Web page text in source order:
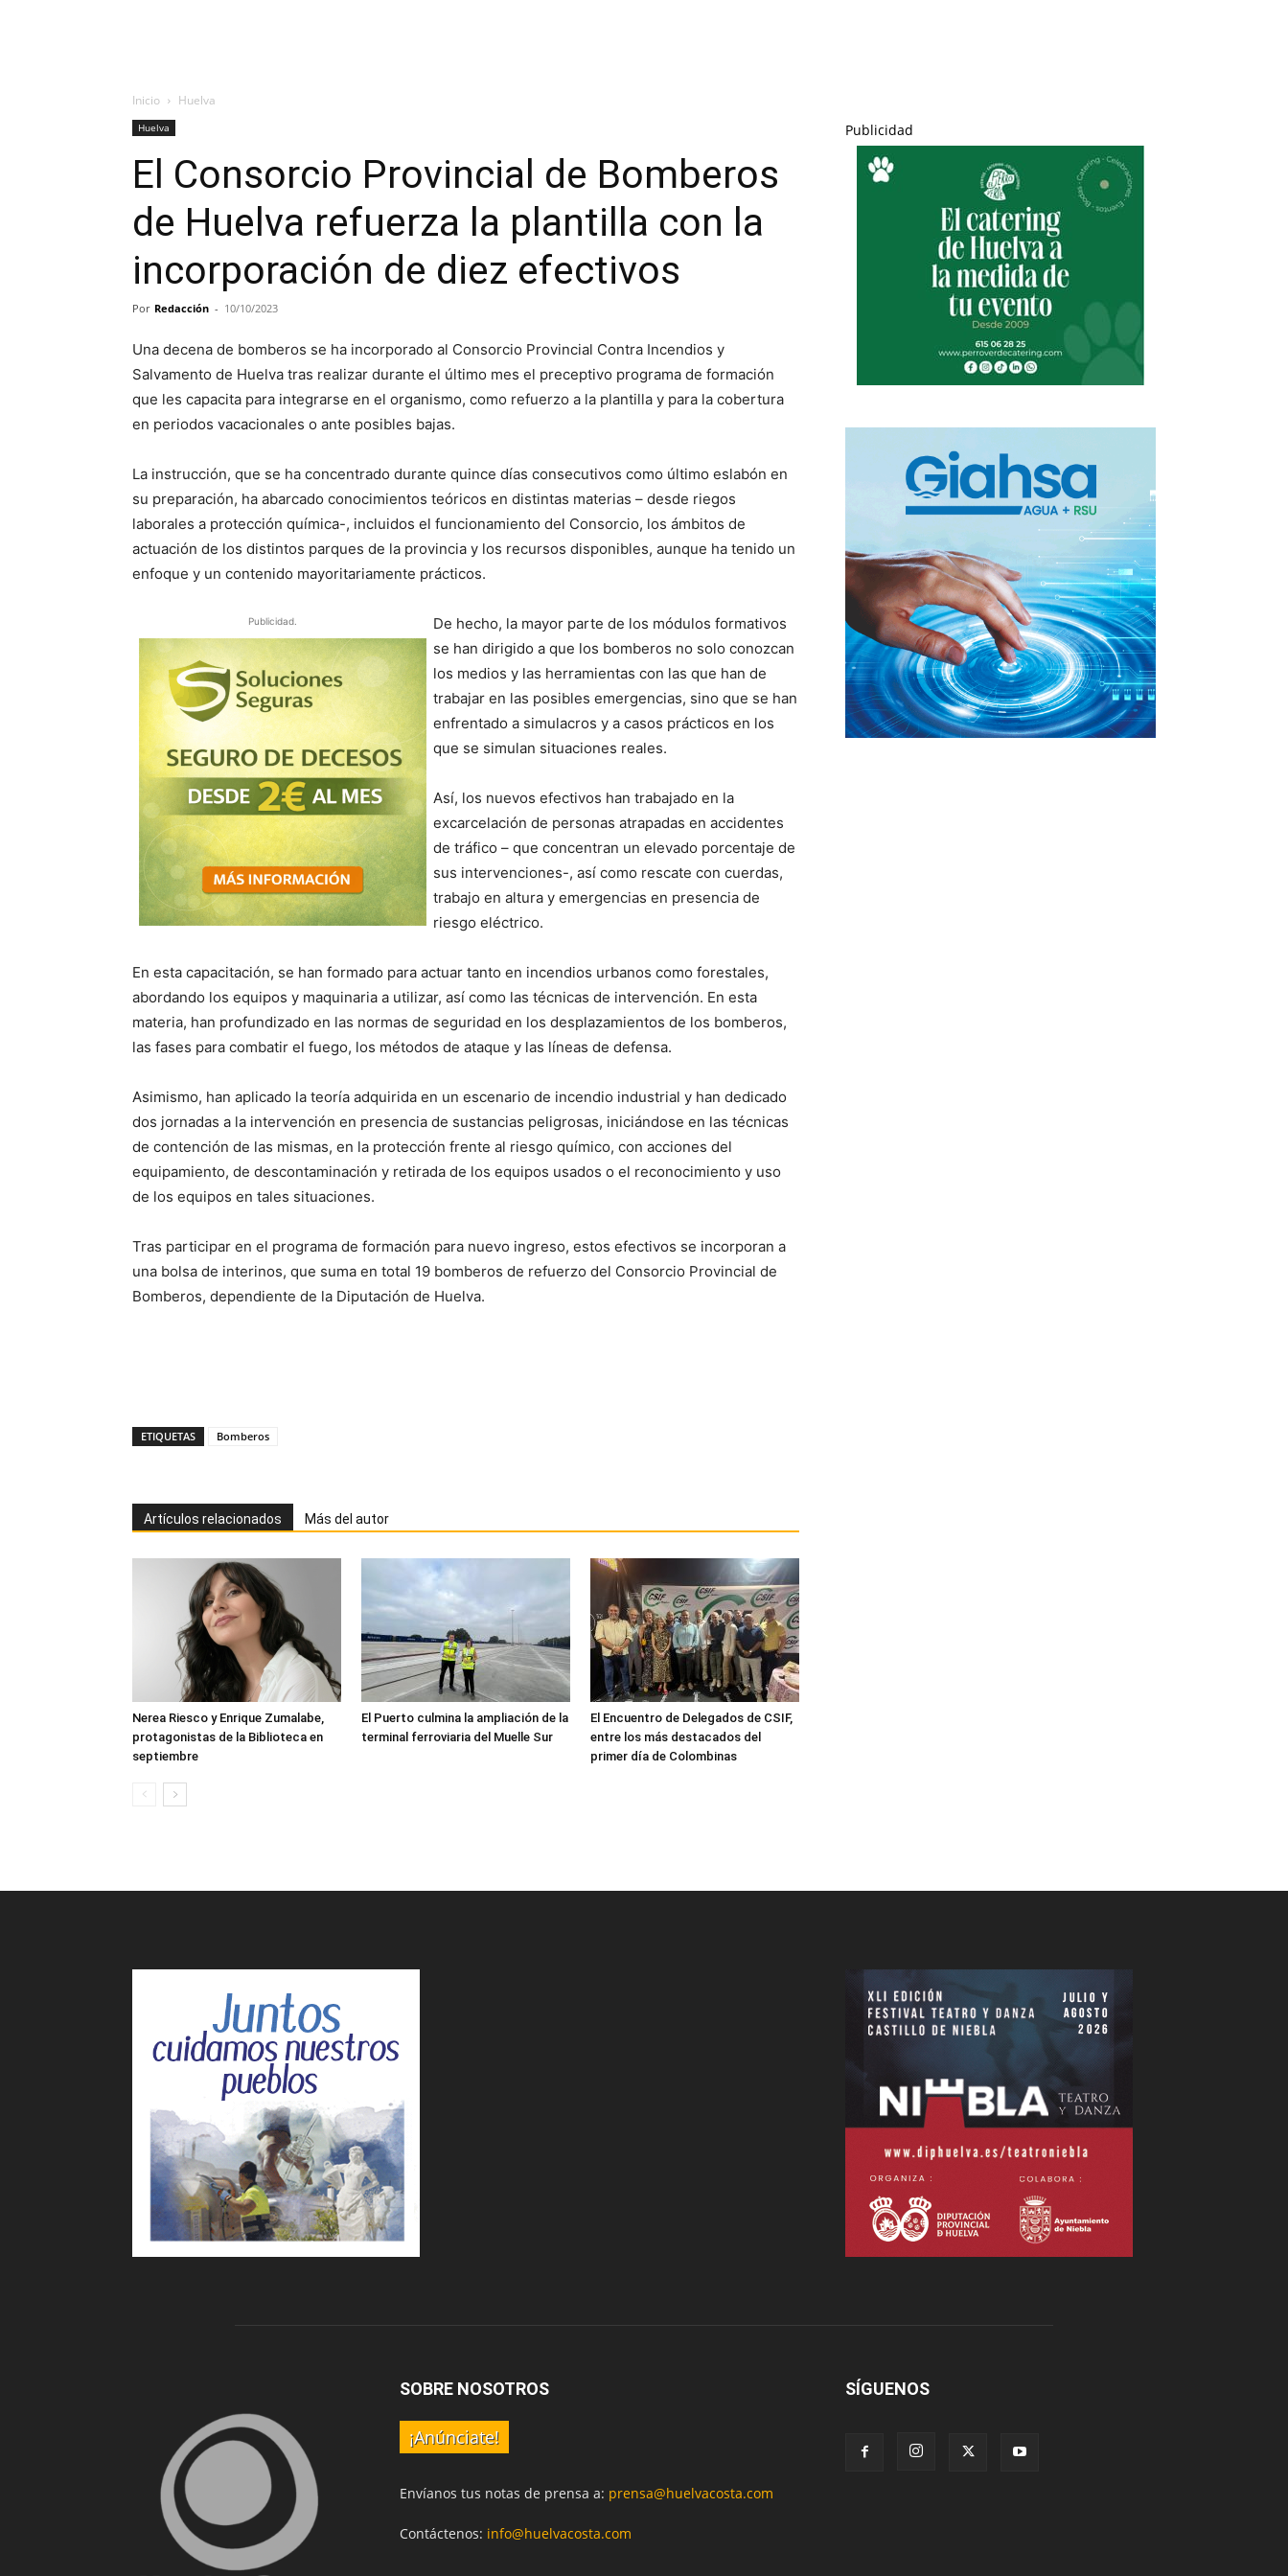
Inicio Huelva
Huelva
El Consorcio Provincial de Bomberos
de Huelva refuerza la plantilla con la
incorporación de diez efectivos
Por Redacción - 10/10/2023
Una decena de bomberos se ha incorporado al Consorcio Provincial Contra Incendios y
Salvamento de Huelva tras realizar durante el último mes el preceptivo programa de formación
que les capacita para integrarse en el organismo, como refuerzo a la plantilla y para la cobertura
en periodos vacacionales o ante posibles bajas.
La instrucción, que se ha concentrado durante quince días consecutivos como último eslabón en
su preparación, ha abarcado conocimientos teóricos en distintas materias – desde riegos
laborales a protección química-, incluidos el funcionamiento del Consorcio, los ámbitos de
actuación de los distintos parques de la provincia y los recursos disponibles, aunque ha tenido un
enfoque y un contenido mayoritariamente prácticos.
Publicidad.
De hecho, la mayor parte de los módulos formativos
se han dirigido a que los bomberos no solo conozcan
los medios y las herramientas con las que han de
trabajar en las posibles emergencias, sino que se han
enfrentado a simulacros y a casos prácticos en los
que se simulan situaciones reales.
Así, los nuevos efectivos han trabajado en la
excarcelación de personas atrapadas en accidentes
de tráfico – que concentran un elevado porcentaje de
sus intervenciones-, así como rescate con cuerdas,
trabajo en altura y emergencias en presencia de
riesgo eléctrico.
En esta capacitación, se han formado para actuar tanto en incendios urbanos como forestales,
abordando los equipos y maquinaria a utilizar, así como las técnicas de intervención. En esta
materia, han profundizado en las normas de seguridad en los desplazamientos de los bomberos,
las fases para combatir el fuego, los métodos de ataque y las líneas de defensa.
Asimismo, han aplicado la teoría adquirida en un escenario de incendio industrial y han dedicado
dos jornadas a la intervención en presencia de sustancias peligrosas, iniciándose en las técnicas
de contención de las mismas, en la protección frente al riesgo químico, con acciones del
equipamiento, de descontaminación y retirada de los equipos usados o el reconocimiento y uso
de los equipos en tales situaciones.
Tras participar en el programa de formación para nuevo ingreso, estos efectivos se incorporan a
una bolsa de interinos, que suma en total 19 bomberos de refuerzo del Consorcio Provincial de
Bomberos, dependiente de la Diputación de Huelva.
ETIQUETAS Bomberos
Artículos relacionados Más del autor
Nerea Riesco y Enrique Zumalabe,
protagonistas de la Biblioteca en
septiembre
El Puerto culmina la ampliación de la
terminal ferroviaria del Muelle Sur
El Encuentro de Delegados de CSIF,
entre los más destacados del
primer día de Colombinas
Publicidad
SOBRE NOSOTROS
¡Anúnciate!
Envíanos tus notas de prensa a: prensa@huelvacosta.com
Contáctenos: info@huelvacosta.com
SÍGUENOS